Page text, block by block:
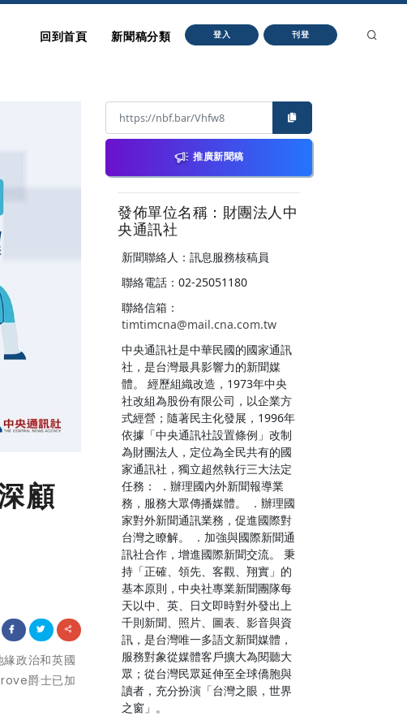
回到首頁 新聞稿分類 登入 刊登
顧
政治和英國
爵士已加
推廣新聞稿
發佈單位名稱：財團法人中
央通訊社
新聞聯絡人：訊息服務核稿員
聯絡電話：02-25051180
聯絡信箱：
timtimcna@mail.cna.com.tw
中央通訊社是中華民國的國家通訊
社，是台灣最具影響力的新聞媒
體。 經歷組織改造，1973年中央
社改組為股份有限公司，以企業方
式經營；隨著民主化發展，1996年
依據「中央通訊社設置條例」改制
為財團法人，定位為全民共有的國
家通訊社，獨立超然執行三大法定
任務： ．辦理國內外新聞報導業
務，服務大眾傳播媒體。 ．辦理國
家對外新聞通訊業務，促進國際對
台灣之瞭解。 ．加強與國際新聞通
訊社合作，增進國際新聞交流。 秉
持「正確、領先、客觀、翔實」的
基本原則，中央社專業新聞團隊每
天以中、英、日文即時對外發出上
千則新聞、照片、圖表、影音與資
訊，是台灣唯一多語文新聞媒體，
服務對象從媒體客戶擴大為閱聽大
眾；從台灣民眾延伸至全球僑胞與
讀者，充分扮演「台灣之眼，世界
之窗」。